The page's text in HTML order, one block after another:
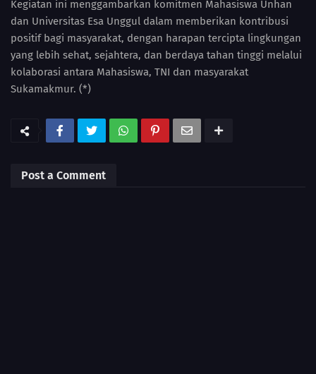
Kegiatan ini menggambarkan komitmen Mahasiswa Unhan
dan Universitas Esa Unggul dalam memberikan kontribusi
positif bagi masyarakat, dengan harapan tercipta lingkungan
yang lebih sehat, sejahtera, dan berdaya tahan tinggi melalui
kolaborasi antara Mahasiswa, TNI dan masyarakat
Sukamakmur. (*)
Post a Comment